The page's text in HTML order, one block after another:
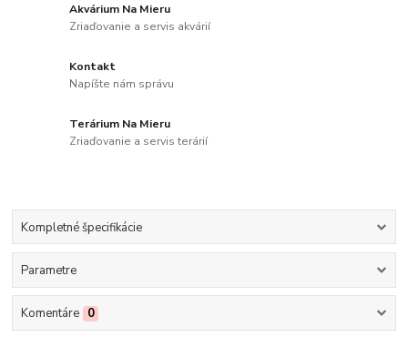
Akvárium Na Mieru
Zriaďovanie a servis akvárií
Kontakt
Napíšte nám správu
Terárium Na Mieru
Zriaďovanie a servis terárií
Kompletné špecifikácie
Parametre
Komentáre 0